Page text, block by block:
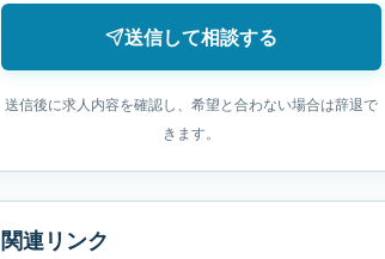
送信して相談する
送信後に求人内容を確認し、希望と合わない場合は辞退で
きます。
関連リンク